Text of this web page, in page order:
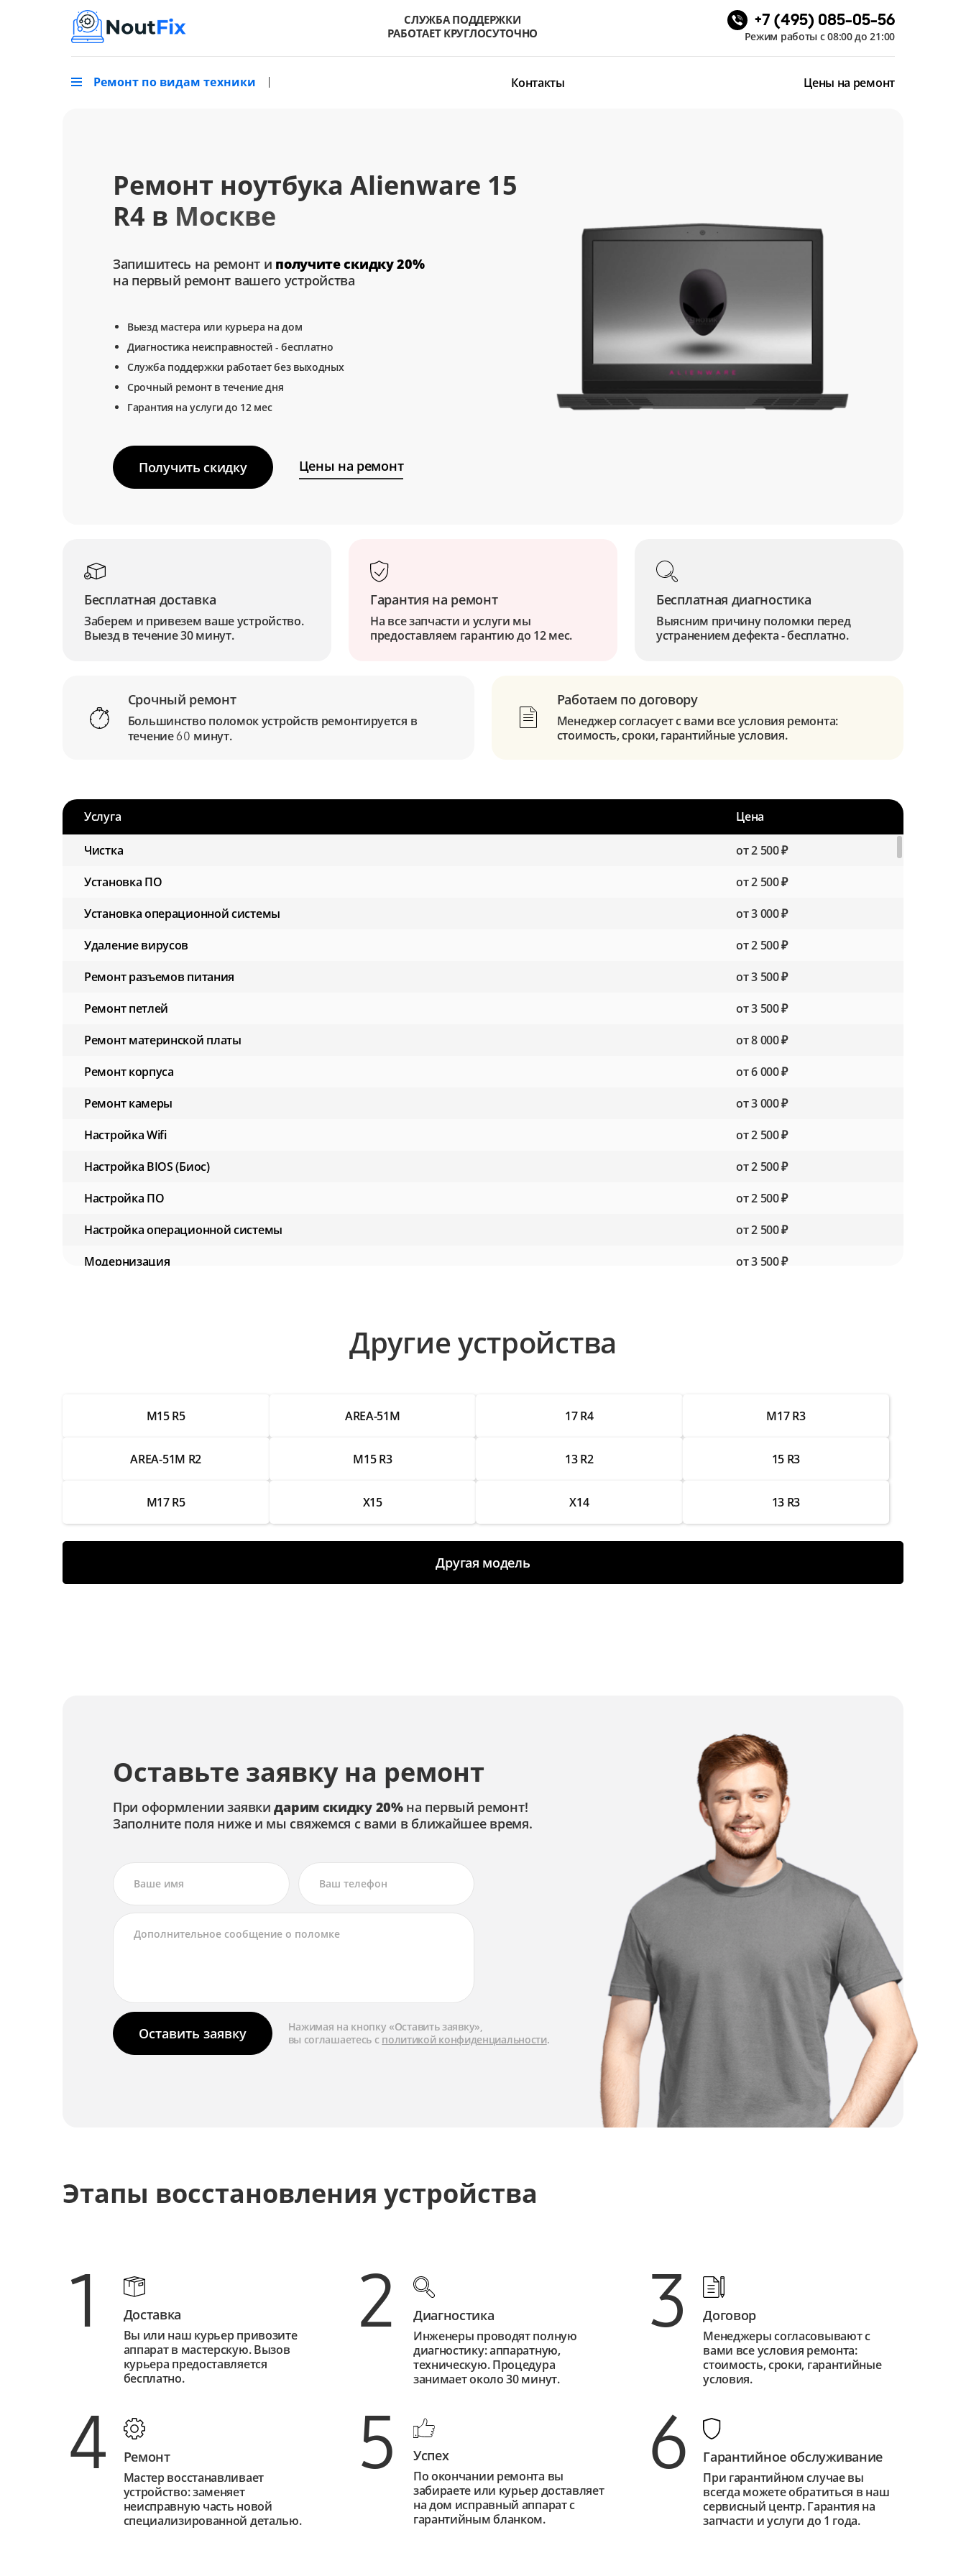
СЛУЖБА ПОДДЕРЖКИ
РАБОТАЕТ КРУГЛОСУТОЧНО
+7 (495) 085-05-56
Режим работы с 08:00 до 21:00
Ремонт по видам техники Контакты Цены на ремонт
Ремонт ноутбука Alienware 15
R4 в Москве
Запишитесь на ремонт и получите скидку 20%
на первый ремонт вашего устройства
Выезд мастера или курьера на дом
Диагностика неисправностей - бесплатно
Служба поддержки работает без выходных
Срочный ремонт в течение дня
Гарантия на услуги до 12 мес
Получить скидку Цены на ремонт
Бесплатная доставка
Заберем и привезем ваше устройство.
Выезд в течение 30 минут.
Гарантия на ремонт
На все запчасти и услуги мы
предоставляем гарантию до 12 мес.
Бесплатная диагностика
Выясним причину поломки перед
устранением дефекта - бесплатно.
Срочный ремонт
Большинство поломок устройств ремонтируется в
течение 60 минут.
Работаем по договору
Менеджер согласует с вами все условия ремонта:
стоимость, сроки, гарантийные условия.
Услуга Цена
Чистка
от 2 500 ₽
Установка ПО
от 2 500 ₽
Установка операционной системы
от 3 000 ₽
Удаление вирусов
от 2 500 ₽
Ремонт разъемов питания
от 3 500 ₽
Ремонт петлей
от 3 500 ₽
Ремонт материнской платы
от 8 000 ₽
Ремонт корпуса
от 6 000 ₽
Ремонт камеры
от 3 000 ₽
Настройка Wifi
от 2 500 ₽
Настройка BIOS (Биос)
от 2 500 ₽
Настройка ПО
от 2 500 ₽
Настройка операционной системы
от 2 500 ₽
Модернизация
от 3 500 ₽
Замена термопасты
от 2 500 ₽
Замена тачпада
от 3 500 ₽
Замена петлей
от 3 500 ₽
от 3 000 ₽
Замена камеры
от 2 500 ₽
Замена жесткого диска
от 3 500 ₽
Замена видеокарты
от 8 000 ₽
Замена батареи
от 3 500 ₽
Восстановление системы
от 2 500 ₽
Апгрейд
Другие устройства
M15 R5 AREA-51M 17 R4 M17 R3
AREA-51M R2 M15 R3 13 R2 15 R3
M17 R5 X15 X14 13 R3
Другая модель
Оставьте заявку на ремонт
При оформлении заявкидарим скидку 20%на первый ремонт!
Заполните поля ниже и мы свяжемся с вами в ближайшее время.
Оставить заявку
Нажимая на кнопку «Оставить заявку»,
вы соглашаетесь с политикой конфиденциальности.
Этапы восстановления устройства
1 Доставка
Вы или наш курьер привозите
аппарат в мастерскую. Вызов
курьера предоставляется
бесплатно.
2 Диагностика
Инженеры проводят полную
диагностику: аппаратную,
техническую. Процедура
занимает около 30 минут.
3 Договор
Менеджеры согласовывают с
вами все условия ремонта:
стоимость, сроки, гарантийные
условия.
4 Ремонт
Мастер восстанавливает
устройство: заменяет
неисправную часть новой
специализированной деталью.
5 Успех
По окончании ремонта вы
забираете или курьер доставляет
на дом исправный аппарат с
гарантийным бланком.
6 Гарантийное обслуживание
При гарантийном случае вы
всегда можете обратиться в наш
сервисный центр. Гарантия на
запчасти и услуги до 1 года.